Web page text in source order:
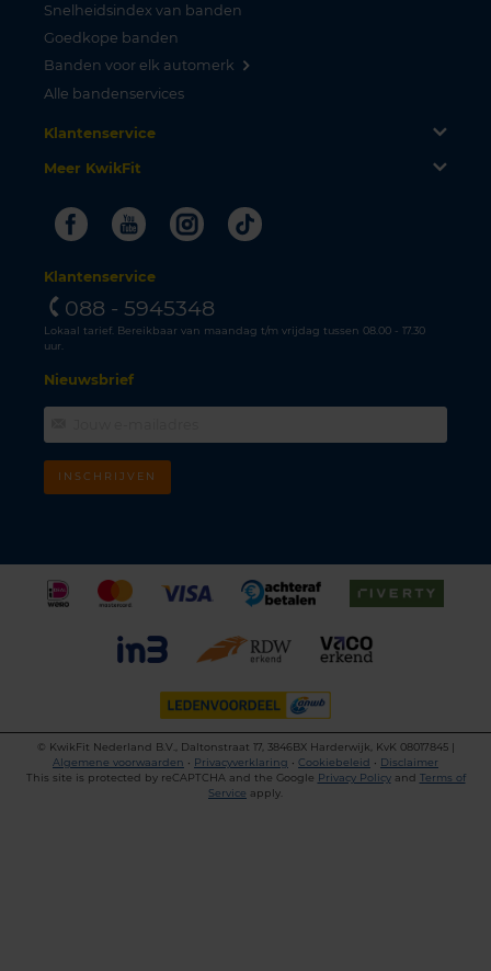
Snelheidsindex van banden
Goedkope banden
Banden voor elk automerk
Alle bandenservices
Klantenservice
Meer KwikFit
FacebookYoutubeInstagram
Tiktok
Klantenservice
088 - 5945348
Lokaal tarief. Bereikbaar van maandag t/m vrijdag tussen 08.00 - 17.30
uur.
Nieuwsbrief
INSCHRIJVEN
©
KwikFit Nederland B.V., Daltonstraat 17, 3846BX Harderwijk, KvK 08017845 |
Algemene voorwaarden • Privacyverklaring • Cookiebeleid • Disclaimer
This site is protected by reCAPTCHA and the Google Privacy Policyand Terms of
Service apply.